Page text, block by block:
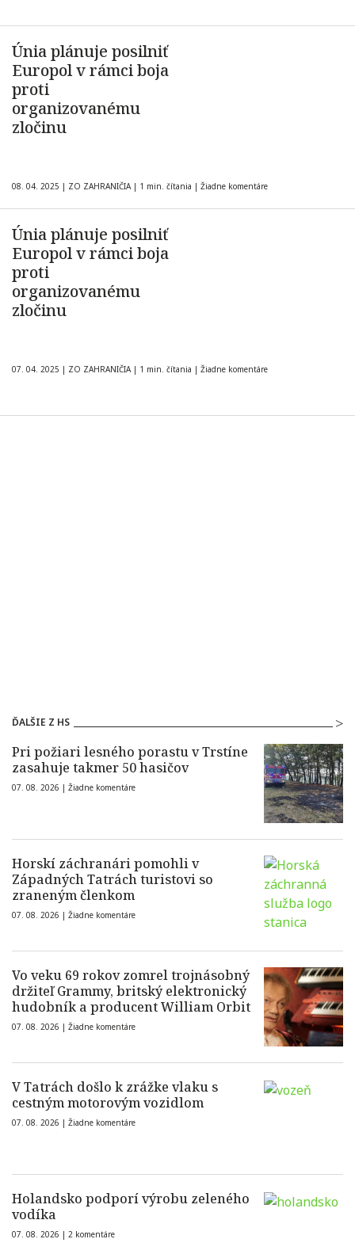
Únia plánuje posilniť
Europol v rámci boja
proti
organizovanému
zločinu
08. 04. 2025 | ZO ZAHRANIČIA | 1 min. čítania | Žiadne komentáre
Únia plánuje posilniť
Europol v rámci boja
proti
organizovanému
zločinu
07. 04. 2025 | ZO ZAHRANIČIA | 1 min. čítania | Žiadne komentáre
ĎALŠIE Z HS
Pri požiari lesného porastu v Trstíne
zasahuje takmer 50 hasičov
07. 08. 2026 | Žiadne komentáre
Horskí záchranári pomohli v
Západných Tatrách turistovi so
zraneným členkom
07. 08. 2026 | Žiadne komentáre
Vo veku 69 rokov zomrel trojnásobný
držiteľ Grammy, britský elektronický
hudobník a producent William Orbit
07. 08. 2026 | Žiadne komentáre
V Tatrách došlo k zrážke vlaku s
cestným motorovým vozidlom
07. 08. 2026 | Žiadne komentáre
Holandsko podporí výrobu zeleného
vodíka
07. 08. 2026 | 2 komentáre